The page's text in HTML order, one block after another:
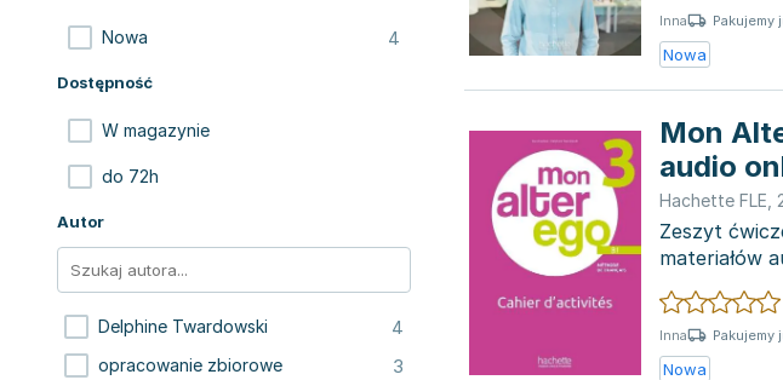
Nowa 4
Dostępność
W magazynie
do 72h
Autor
Delphine Twardowski 4
opracowanie zbiorowe 3
Inna Pakujemy
Nowa
Mon
audio
Hachette FLE
Zeszyt
materiałów
cyklu
Inna Pakujemy
Nowa